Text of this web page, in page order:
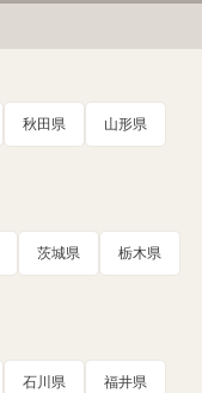
秋田県 山形県
茨城県 栃木県
石川県 福井県